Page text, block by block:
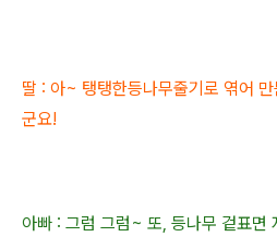
딸 : 아~ 탱탱한등나무줄기로 엮어 만
군요!
아빠 : 그럼 그럼~ 또, 등나무 겉표면